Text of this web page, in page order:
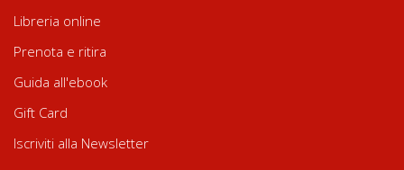
Libreria online
Prenota e ritira
Guida all'ebook
Gift Card
Iscriviti alla Newsletter